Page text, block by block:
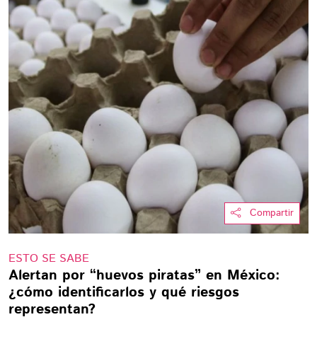
Compartir
ESTO SE SABE
Alertan por “huevos piratas” en México:
¿cómo identificarlos y qué riesgos
representan?